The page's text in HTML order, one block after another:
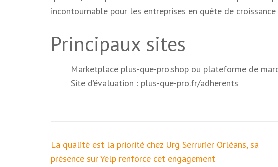
incontournable pour les entreprises en quête de croissance
Principaux sites
Marketplace plus-que-pro.shop ou plateforme de
Site d’évaluation : plus-que-pro.fr/adherents
Navigation
de
La qualité est la priorité chez Urg Serrurier Orléans, sa
présence sur Yelp renforce cet engagement